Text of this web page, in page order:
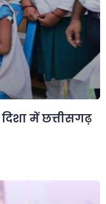
में छत्तीसगढ़